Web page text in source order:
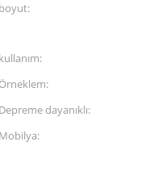
boyut:
kullanım:
Örneklem:
Depreme dayanıklı:
Mobilya: